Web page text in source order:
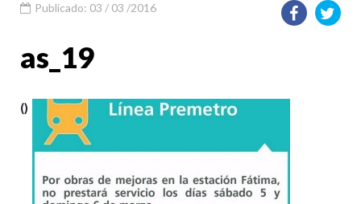
Publicado: 03 / 03 /2016
as_19
()